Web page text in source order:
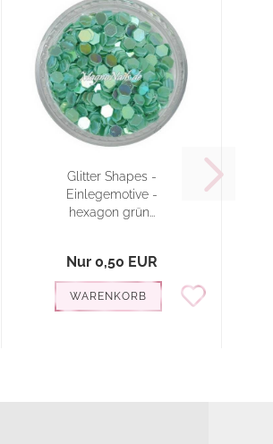
Glitter Shapes -
Einlegemotive -
hexagon grün...
Nur 0,50 EUR
WARENKORB